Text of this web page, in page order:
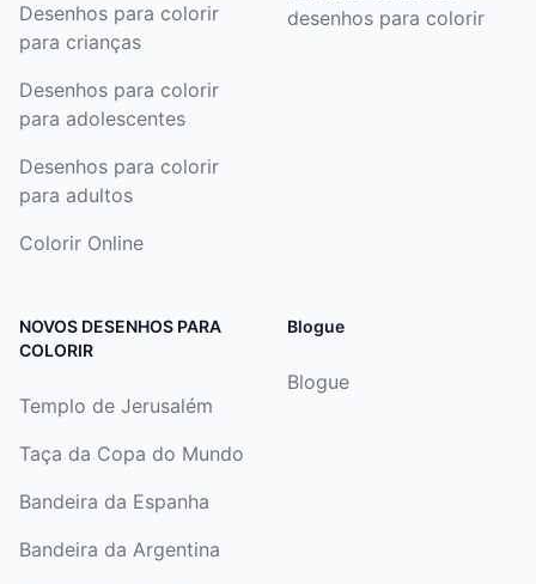
Desenhos para colorir
para crianças
Desenhos para colorir
para adolescentes
Desenhos para colorir
para adultos
Colorir Online
desenhos para colorir
NOVOS DESENHOS PARA
COLORIR
Templo de Jerusalém
Taça da Copa do Mundo
Bandeira da Espanha
Bandeira da Argentina
Blogue
Blogue